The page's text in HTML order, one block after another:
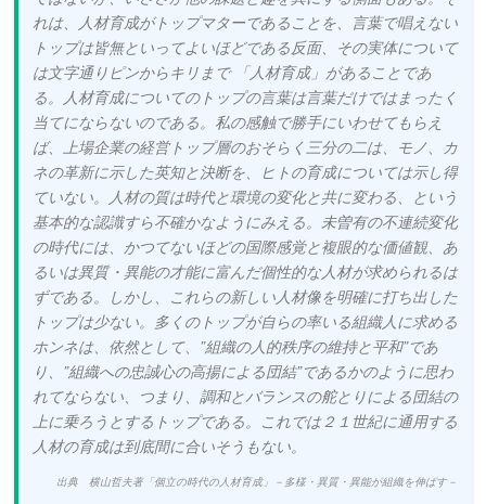
れは、人材育成がトップマターであることを、言葉で唱えない
トップは皆無といってよいほどである反面、その実体について
は文字通りピンからキリまで 「人材育成」があることであ
る。人材育成についてのトップの言葉は言葉だけではまったく
当てにならないのである。私の感触で勝手にいわせてもらえ
ば、上場企業の経営トップ層のおそらく三分の二は、モノ、カ
ネの革新に示した英知と決断を、ヒトの育成については示し得
ていない。人材の質は時代と環境の変化と共に変わる、という
基本的な認識すら不確かなようにみえる。未曽有の不連続変化
の時代には、かつてないほどの国際感覚と複眼的な価値観、あ
るいは異質・異能の才能に富んだ個性的な人材が求められるは
ずである。しかし、これらの新しい人材像を明確に打ち出した
トップは少ない。多くのトップが自らの率いる組織人に求める
ホンネは、依然として、”組織の人的秩序の維持と平和”であ
り、”組織への忠誠心の高揚による団結”であるかのように思わ
れてならない、つまり、調和とバランスの舵とりによる団結の
上に乗ろうとするトップである。これでは２１世紀に通用する
人材の育成は到底間に合いそうもない。
出典 横山哲夫著「個立の時代の人材育成」－多様・異質・異能が組織を伸ばす－